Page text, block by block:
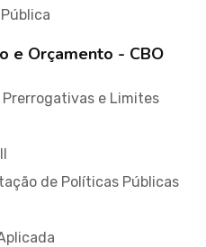
e Orçamento - CBO
e Limites
de Políticas Públicas